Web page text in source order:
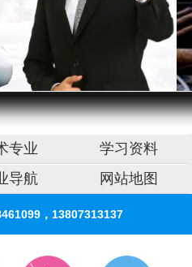
专业
学习资料
导航 网站地图
，13807313137